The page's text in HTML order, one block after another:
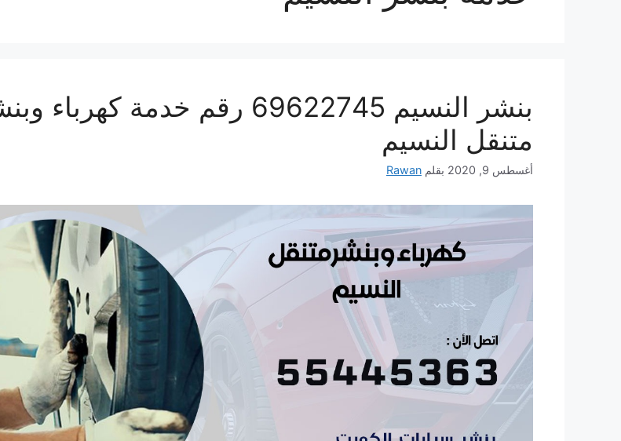
بنشر النسيم 69622745 رقم خدمة كهرباء
متنقل النسيم
أغسطس 9, 2020 بقلم Rawan